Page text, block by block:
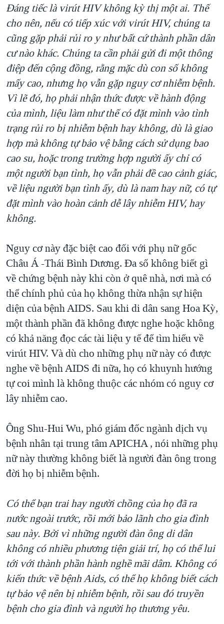
Đáng tiếc là virút HIV không kỳ thị một ai. Thế
cho nên, nếu có tiếp xúc với virút HIV, chúng ta
cũng gặp phải rủi ro y như bất cứ thành phần dân
cư nào khác. Chúng ta cần phải gửi đi một thông
điệp đến cộng đồng, rằng mặc dù con số không
mấy cao, nhưng họ vẫn gặp nguy cơ nhiễm bệnh.
Vì lẽ đó, họ phải nhận thức được về hành động
của mình, liệu làm như thế có đặt mình vào tình
trạng rủi ro bị nhiễm bệnh hay không, dù là giao
hợp mà không tự bảo vệ bằng cách sử dụng bao
cao su, hoặc trong trường hợp người ấy chỉ có
một người bạn tình, họ vẫn phải đề cao cảnh giác,
về liệu người bạn tình ấy, dù là nam hay nữ, có tự
đặt mình vào hoàn cảnh dễ lây nhiễm HIV, hay
không.
Nguy cơ này đặc biệt cao đối với phụ nữ gốc
Châu Á -Thái Bình Dương. Đa số không biết gì
về chứng bệnh này khi còn ở quê nhà, nơi mà có
thể chính phủ của họ không thừa nhận sự hiện
diện của bệnh AIDS. Sau khi di dân sang Hoa Kỳ,
một thành phần đã không được nghe hoặc không
có khả năng đọc các tài liệu y tế để tìm hiểu về
virút HIV. Và dù cho những phụ nữ này có được
nghe về bệnh AIDS đi nữa, họ có khuynh hướng
tự coi mình là không thuộc các nhóm có nguy cơ
lây nhiễm cao.
Ông Shu-Hui Wu, phó giám đốc ngành dịch vụ
bệnh nhân tại trung tâm APICHA , nói những phụ
nữ này thường không biết là người đàn ông trong
đời họ bị nhiễm bệnh.
Có thể bạn trai hay người chồng của họ đã ra
nước ngoài trước, rồi mới bảo lãnh cho gia đình
sau này. Bởi vì những người đàn ông di dân
không có nhiều phương tiện giải trí, họ có thể lui
tới với thành phần hành nghề mãi dâm. Không có
kiến thức về bệnh Aids, có thể họ không biết cách
tự bảo vệ nên bị nhiễm bệnh, rồi sau đó truyền
bệnh cho gia đình và người họ thương yêu.